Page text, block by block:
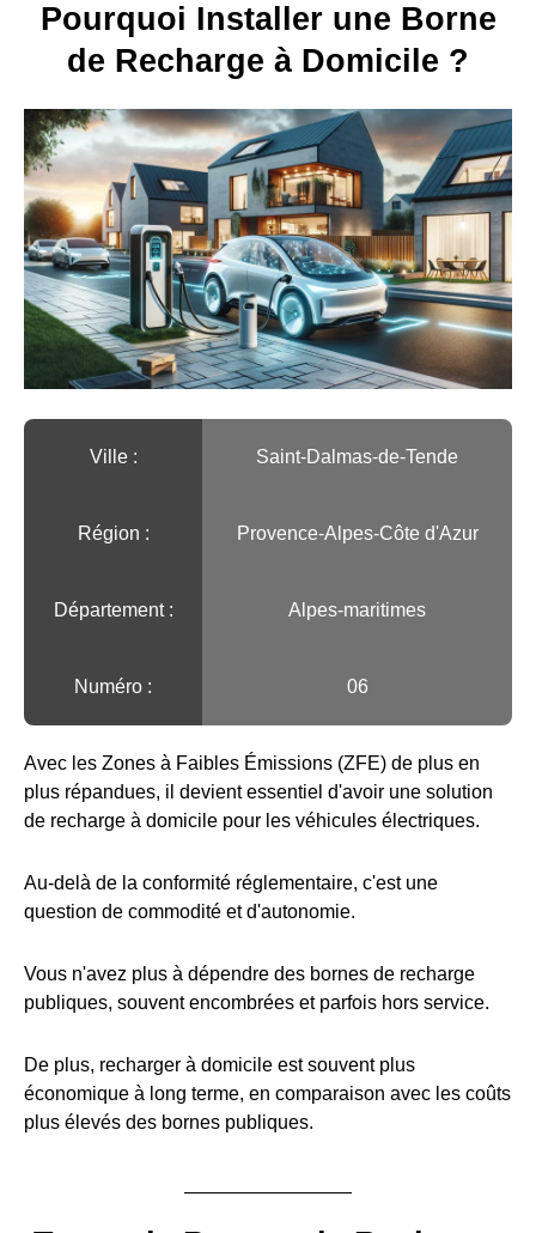
Pourquoi Installer une Borne
de Recharge à Domicile ?
Ville :️ Saint-Dalmas-de-Tende
Région :️ Provence-Alpes-Côte d'Azur
Département : Alpes-maritimes
Numéro : 06
Avec les Zones à Faibles Émissions (ZFE) de plus en
plus répandues, il devient essentiel d'avoir une solution
de recharge à domicile pour les véhicules électriques.
Au-delà de la conformité réglementaire, c'est une
question de commodité et d'autonomie.
Vous n'avez plus à dépendre des bornes de recharge
publiques, souvent encombrées et parfois hors service.
De plus, recharger à domicile est souvent plus
économique à long terme, en comparaison avec les coûts
plus élevés des bornes publiques.